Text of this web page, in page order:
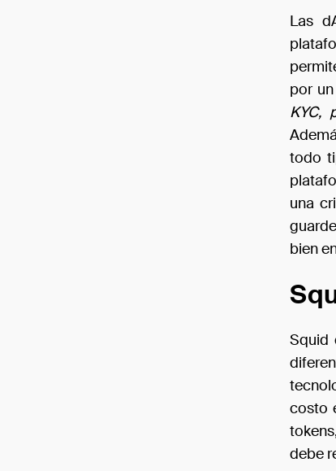
Las
por
KYC,
todo
una
bien
Squid
costo
debe